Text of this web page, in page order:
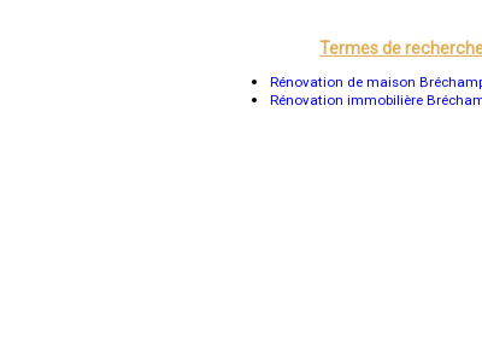
Dole
Mont-de-Marsan
Termes de
Rénovation de maison
Rénovation immobilière